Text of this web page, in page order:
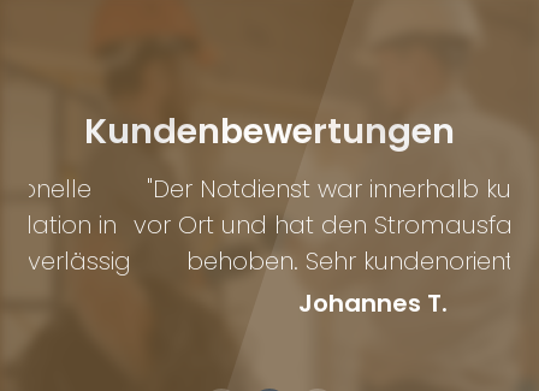
Kundenbewertungen
"Der Notdienst war innerhalb kurzer Zeit
vor Ort und hat den Stromausfall schnell
behoben. Sehr kundenorientiert."
Johannes T.